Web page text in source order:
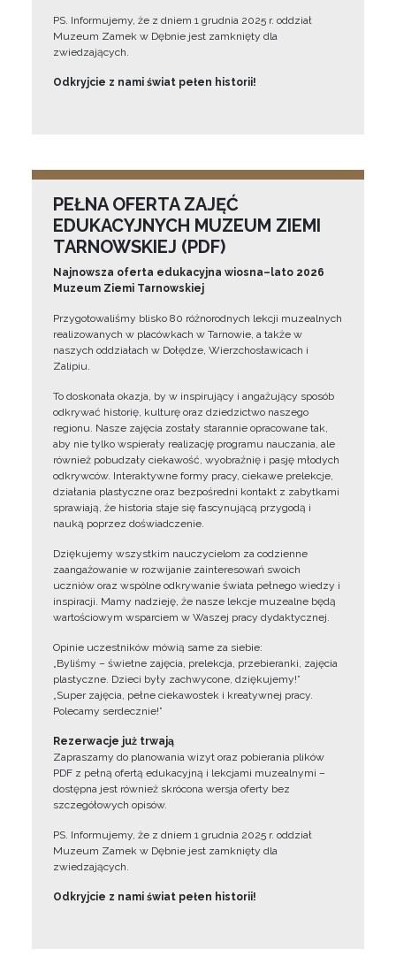
PS. Informujemy, że z dniem 1 grudnia 2025 r. oddział
Muzeum Zamek w Dębnie jest zamknięty dla
zwiedzających.
Odkryjcie z nami świat pełen historii!
PEŁNA OFERTA ZAJĘĆ
EDUKACYJNYCH MUZEUM ZIEMI
TARNOWSKIEJ (PDF)
Najnowsza oferta edukacyjna wiosna–lato 2026
Muzeum Ziemi Tarnowskiej
Przygotowaliśmy blisko 80 różnorodnych lekcji muzealnych
realizowanych w placówkach w Tarnowie, a także w
naszych oddziałach w Dołędze, Wierzchosławicach i
Zalipiu.
To doskonała okazja, by w inspirujący i angażujący sposób
odkrywać historię, kulturę oraz dziedzictwo naszego
regionu. Nasze zajęcia zostały starannie opracowane tak,
aby nie tylko wspierały realizację programu nauczania, ale
również pobudzały ciekawość, wyobraźnię i pasję młodych
odkrywców. Interaktywne formy pracy, ciekawe prelekcje,
działania plastyczne oraz bezpośredni kontakt z zabytkami
sprawiają, że historia staje się fascynującą przygodą i
nauką poprzez doświadczenie.
Dziękujemy wszystkim nauczycielom za codzienne
zaangażowanie w rozwijanie zainteresowań swoich
uczniów oraz wspólne odkrywanie świata pełnego wiedzy i
inspiracji. Mamy nadzieję, że nasze lekcje muzealne będą
wartościowym wsparciem w Waszej pracy dydaktycznej.
Opinie uczestników mówią same za siebie:
„Byliśmy – świetne zajęcia, prelekcja, przebieranki, zajęcia
plastyczne. Dzieci były zachwycone, dziękujemy!”
„Super zajęcia, pełne ciekawostek i kreatywnej pracy.
Polecamy serdecznie!”
Rezerwacje już trwają
Zapraszamy do planowania wizyt oraz pobierania plików
PDF z pełną ofertą edukacyjną i lekcjami muzealnymi –
dostępna jest również skrócona wersja oferty bez
szczegółowych opisów.
PS. Informujemy, że z dniem 1 grudnia 2025 r. oddział
Muzeum Zamek w Dębnie jest zamknięty dla
zwiedzających.
Odkryjcie z nami świat pełen historii!